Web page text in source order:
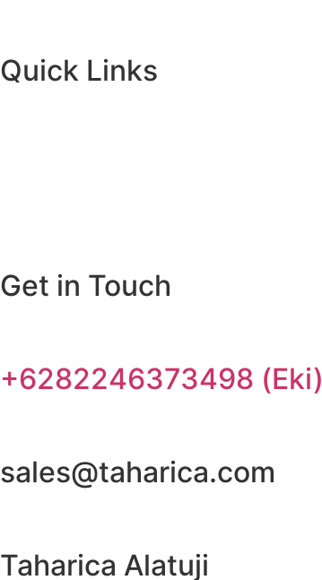
Quick Links
Get in Touch
+6282246373498 (Eki)
sales@taharica.com
Taharica Alatuji